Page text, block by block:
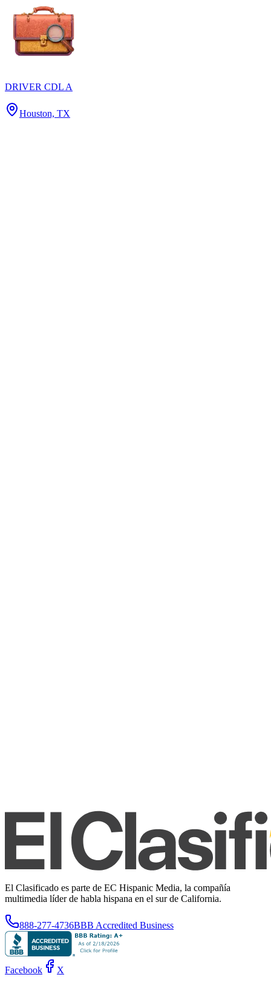
DRIVER CDL A
Houston, TX
El Clasificado es parte de EC Hispanic Media, la compañía
multimedia líder de habla hispana en el sur de California.
888-277-4736BBB Accredited Business
Facebook X